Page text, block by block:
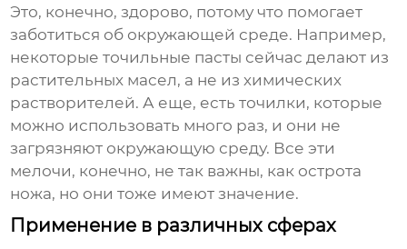
Это, конечно, здорово, потому что помогает
заботиться об окружающей среде. Например,
некоторые точильные пасты сейчас делают из
растительных масел, а не из химических
растворителей. А еще, есть точилки, которые
можно использовать много раз, и они не
загрязняют окружающую среду. Все эти
мелочи, конечно, не так важны, как острота
ножа, но они тоже имеют значение.
Применение в различных сферах